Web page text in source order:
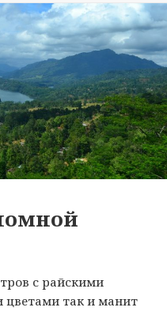
с райскими
цветами так и манит